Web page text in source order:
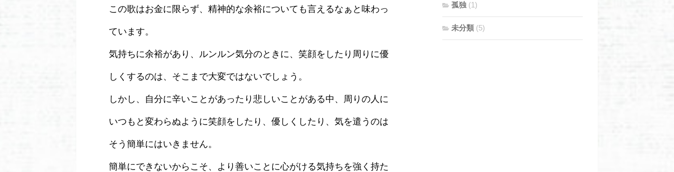
この歌はお金に限らず、精神的な余裕についても言えるなぁと味わっ
ています。
気持ちに余裕があり、ルンルン気分のときに、笑顔をしたり周りに優
しくするのは、そこまで大変ではないでしょう。
しかし、自分に辛いことがあったり悲しいことがある中、周りの人に
いつもと変わらぬように笑顔をしたり、優しくしたり、気を遣うのは
そう簡単にはいきません。
簡単にできないからこそ、より善いことに心がける気持ちを強く持た
孤独 (1)
未分類 (5)